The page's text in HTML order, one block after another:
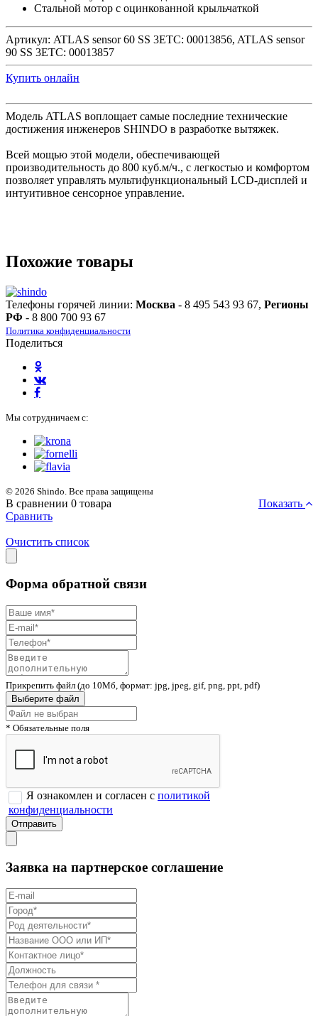
Стальной мотор с оцинкованной крыльчаткой
Артикул: ATLAS sensor 60 SS 3ETC: 00013856, ATLAS sensor
90 SS 3ETC: 00013857
Купить онлайн
Модель ATLAS воплощает самые последние технические
достижения инженеров SHINDO в разработке вытяжек.
Всей мощью этой модели, обеспечивающей
производительность до 800 куб.м/ч., с легкостью и комфортом
позволяет управлять мультифункциональный LCD-дисплей и
интуитивное сенсорное управление.
Похожие товары
Телефоны горячей линии: Москва - 8 495 543 93 67, Регионы
РФ - 8 800 700 93 67
Политика конфиденциальности
Поделиться
Мы сотрудничаем с:
© 2026 Shindo. Все права защищены
В сравнении 0 товара
Показать
Сравнить
Очистить список
Форма обратной связи
Прикрепить файл (до 10Мб, формат: jpg, jpeg, gif, png, ppt, pdf)
Выберите файл
* Обязательные поля
Я ознакомлен и согласен с политикой
конфиденциальности
Заявка на партнерское соглашение